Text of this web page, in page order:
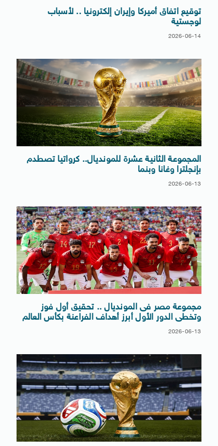
توقيع اتفاق أميركا وإيران إلكترونيا .. لأسباب
لوجستية
2026-06-14
المجموعة الثانية عشرة للمونديال.. كرواتيا تصطدم
بإنجلترا وغانا وبنما
2026-06-13
مجموعة مصر فى المونديال .. تحقيق أول فوز
وتخطى الدور الأول أبرز أهداف الفراعنة بكأس العالم
2026-06-13